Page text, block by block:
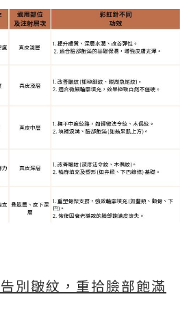
別皺紋，重拾臉部飽滿